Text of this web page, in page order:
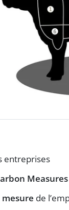
entreprises
Measures
mesure de